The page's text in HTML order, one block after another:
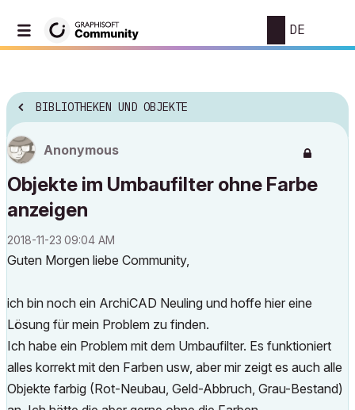
DE
BIBLIOTHEKEN UND OBJEKTE
Anonymous
Objekte im Umbaufilter ohne Farbe
anzeigen
‎2018-11-23 09:04 AM
Guten Morgen liebe Community,
ich bin noch ein ArchiCAD Neuling und hoffe hier eine
Lösung für mein Problem zu finden.
Ich habe ein Problem mit dem Umbaufilter. Es funktioniert
alles korrekt mit den Farben usw, aber mir zeigt es auch alle
Objekte farbig (Rot-Neubau, Geld-Abbruch, Grau-Bestand)